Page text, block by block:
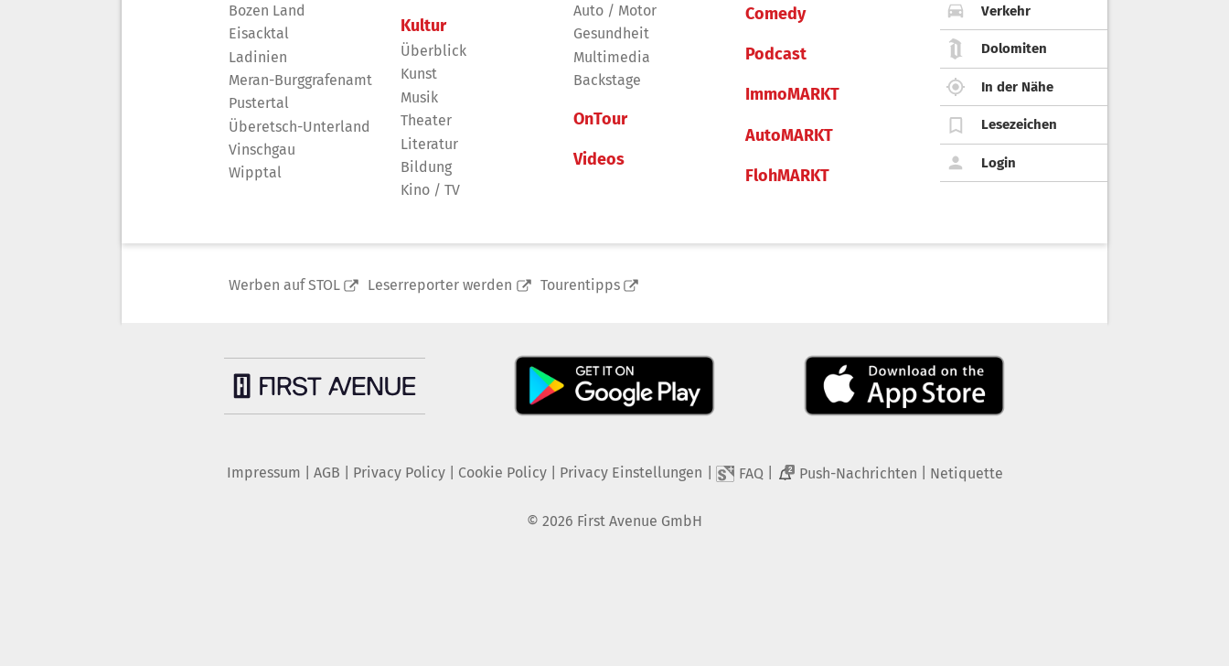
Bozen Land
Eisacktal
Ladinien
Meran-Burggrafenamt
Pustertal
Überetsch-Unterland
Vinschgau
Wipptal
Kultur
Überblick
Kunst
Musik
Theater
Literatur
Bildung
Kino / TV
Auto / Motor
Gesundheit
Multimedia
Backstage
OnTour
Videos
Comedy
Podcast
ImmoMARKT
AutoMARKT
FlohMARKT
Verkehr
Dolomiten
In der Nähe
Lesezeichen
Login
Werben auf STOL Leserreporter werden Tourentipps
Impressum AGB Privacy Policy| Cookie Policy| Privacy Einstellungen FAQ 2 Push-Nachrichten Netiquette
© 2026 First Avenue GmbH